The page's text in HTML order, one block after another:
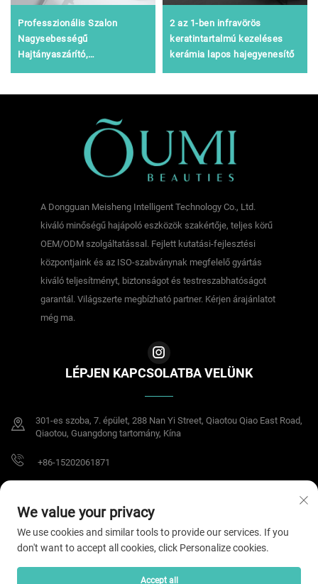
Professzionális Szalon
Nagysebességű
Hajtányaszárító,
2 az 1-ben infravörös
keratintartalmú kezeléses
kerámia lapos hajegyenesítő
A Dongguan Meisheng Intelligent Technology Co., Ltd.
kiváló minőségű hajápoló eszközök szakértője, teljes körű
OEM/ODM szolgáltatással. Fejlett kutatási-fejlesztési
központjaink és az ISO-szabványnak megfelelő gyártás
kiváló teljesítményt, biztonságot és testreszabhatóságot
garantál. Világszerte megbízható partner. Kérjen árajánlatot
még ma.
LÉPJEN KAPCSOLATBA VELÜNK
301-es szoba, 7. épület, 288 Nan Yi Street, Qiaotou Qiao East Road,
Qiaotou, Guangdong tartomány, Kína
+86-15202061871
Copyright © 2025 Dongguan Meisheng Intelligent Technology Co.,Ltd. Minden
jog fenntartva. Adatvédelmi irányelvek
We value your privacy
We use cookies and similar tools to provide our services. If you
don't want to accept all cookies, click Personalize cookies.
Accept all